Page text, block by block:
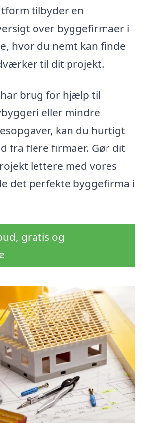
tilbyder en
over byggefirmaer i
hvor du nemt kan finde
til dit projekt.
brug for hjælp til
eller mindre
kan du hurtigt
fra flere firmaer. Gør dit
lettere med vores
det perfekte byggefirma i
gratis og